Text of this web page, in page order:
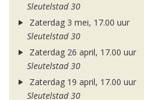
Sleutelstad 30
Zaterdag 3 mei, 17.00 uur
Sleutelstad 30
Zaterdag 26 april, 17.00 uur
Sleutelstad 30
Zaterdag 19 april, 17.00 uur
Sleutelstad 30